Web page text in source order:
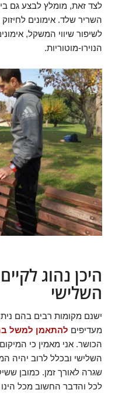
השריר שלד. אימונים
לשיפור שיווי המשקל,
הנוירו-מוטוריות.
היכן נהוג
השלישי
ישנם מקומות רבים בהם
מעדיפים להתאמן למשל
הכושר. אני מאמין כי
השלישי ובכלל לרוב יהיה
שגרה לאורך זמן. כמובן
לכל והדבר החשוב מכל